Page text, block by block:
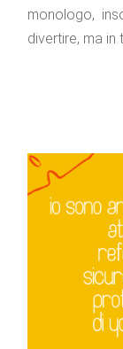
monologo, i
divertire, ma in